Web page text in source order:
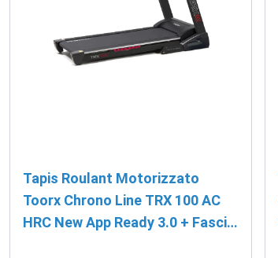
Tapis Roulant Motorizzato
Toorx Chrono Line TRX 100 AC
HRC New App Ready 3.0 + Fascia